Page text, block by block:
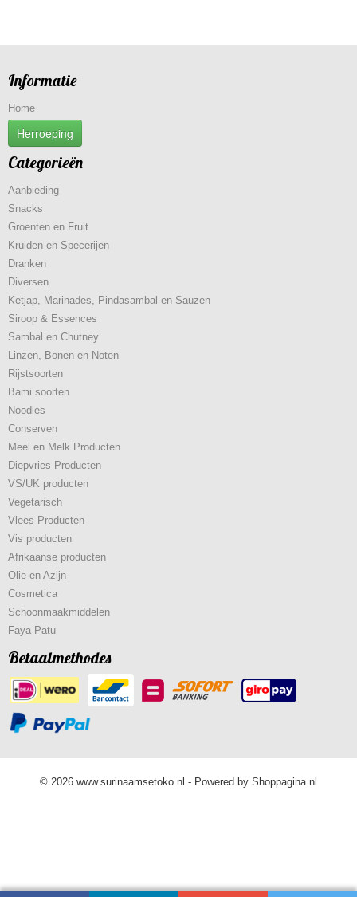
Informatie
Home
Herroeping
Categorieën
Aanbieding
Snacks
Groenten en Fruit
Kruiden en Specerijen
Dranken
Diversen
Ketjap, Marinades, Pindasambal en Sauzen
Siroop & Essences
Sambal en Chutney
Linzen, Bonen en Noten
Rijstsoorten
Bami soorten
Noodles
Conserven
Meel en Melk Producten
Diepvries Producten
VS/UK producten
Vegetarisch
Vlees Producten
Vis producten
Afrikaanse producten
Olie en Azijn
Cosmetica
Schoonmaakmiddelen
Faya Patu
Betaalmethodes
© 2026 www.surinaamsetoko.nl - Powered by Shoppagina.nl